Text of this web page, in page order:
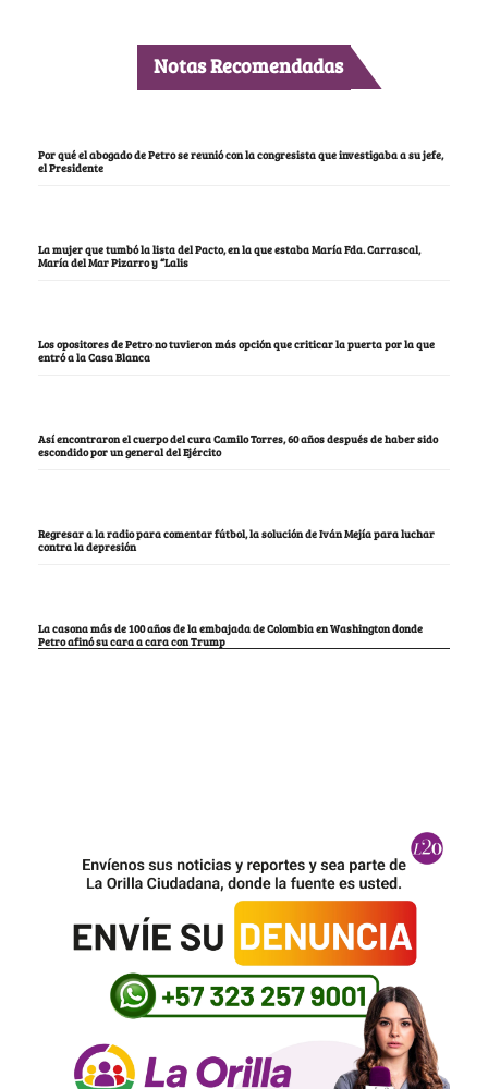
Notas Recomendadas
Por qué el abogado de Petro se reunió con la congresista que investigaba a su jefe,
el Presidente
La mujer que tumbó la lista del Pacto, en la que estaba María Fda. Carrascal,
María del Mar Pizarro y “Lalis
Los opositores de Petro no tuvieron más opción que criticar la puerta por la que
entró a la Casa Blanca
Así encontraron el cuerpo del cura Camilo Torres, 60 años después de haber sido
escondido por un general del Ejército
Regresar a la radio para comentar fútbol, la solución de Iván Mejía para luchar
contra la depresión
La casona más de 100 años de la embajada de Colombia en Washington donde
Petro afinó su cara a cara con Trump